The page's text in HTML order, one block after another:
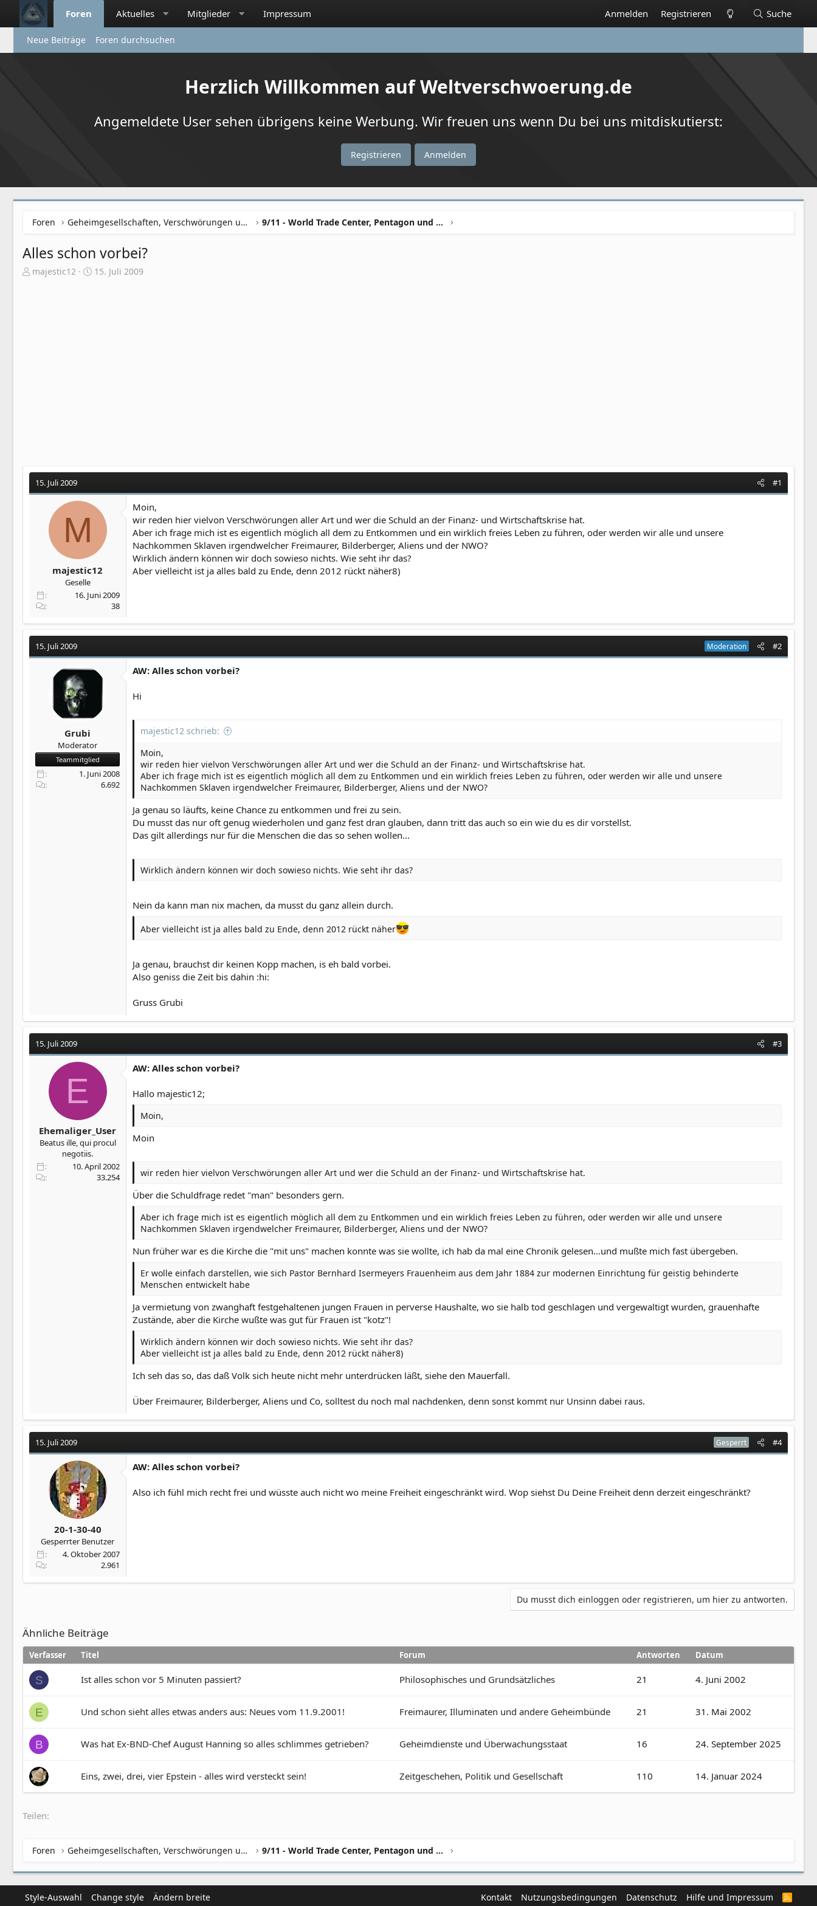
Foren Aktuelles Mitglieder Impressum Anmelden Registrieren Suche
Neue Beiträge Foren durchsuchen
Herzlich Willkommen auf Weltverschwoerung.de
Angemeldete User sehen übrigens keine Werbung. Wir freuen uns wenn Du bei uns mitdiskutierst:
Registrieren Anmelden
Foren Geheimgesellschaften, Verschwörungen und NWO 9/11 - World Trade Center, Pentagon und Co.
Alles schon vorbei?
E
majestic12
E15. Juli 2009
15. Juli 2009 #1
M
majestic12
Geselle
16. Juni 2009
38
Moin,
wir reden hier vielvon Verschwörungen aller Art und wer die Schuld an der Finanz- und Wirtschaftskrise hat.
Aber ich frage mich ist es eigentlich möglich all dem zu Entkommen und ein wirklich freies Leben zu führen, oder werden wir alle und unsere
Nachkommen Sklaven irgendwelcher Freimaurer, Bilderberger, Aliens und der NWO?
Wirklich ändern können wir doch sowieso nichts. Wie seht ihr das?
Aber vielleicht ist ja alles bald zu Ende, denn 2012 rückt näher8)
15. Juli 2009 Moderation #2
Grubi
Moderator
Teammitglied
1. Juni 2008
6.692
AW: Alles schon vorbei?
Hi
majestic12 schrieb:
Moin,
wir reden hier vielvon Verschwörungen aller Art und wer die Schuld an der Finanz- und Wirtschaftskrise hat.
Aber ich frage mich ist es eigentlich möglich all dem zu Entkommen und ein wirklich freies Leben zu führen, oder werden wir alle und unsere
Nachkommen Sklaven irgendwelcher Freimaurer, Bilderberger, Aliens und der NWO?
Ja genau so läufts, keine Chance zu entkommen und frei zu sein.
Du musst das nur oft genug wiederholen und ganz fest dran glauben, dann tritt das auch so ein wie du es dir vorstellst.
Das gilt allerdings nur für die Menschen die das so sehen wollen...
Wirklich ändern können wir doch sowieso nichts. Wie seht ihr das?
Nein da kann man nix machen, da musst du ganz allein durch.
Aber vielleicht ist ja alles bald zu Ende, denn 2012 rückt näher
Ja genau, brauchst dir keinen Kopp machen, is eh bald vorbei.
Also geniss die Zeit bis dahin :hi:
Gruss Grubi
15. Juli 2009 #3
E
Ehemaliger_User
Beatus ille, qui procul
negotiis.
10. April 2002
33.254
AW: Alles schon vorbei?
Hallo majestic12;
Moin,
Moin
wir reden hier vielvon Verschwörungen aller Art und wer die Schuld an der Finanz- und Wirtschaftskrise hat.
Über die Schuldfrage redet "man" besonders gern.
Aber ich frage mich ist es eigentlich möglich all dem zu Entkommen und ein wirklich freies Leben zu führen, oder werden wir alle und unsere
Nachkommen Sklaven irgendwelcher Freimaurer, Bilderberger, Aliens und der NWO?
Nun früher war es die Kirche die "mit uns" machen konnte was sie wollte, ich hab da mal eine Chronik gelesen...und mußte mich fast übergeben.
Er wolle einfach darstellen, wie sich Pastor Bernhard Isermeyers Frauenheim aus dem Jahr 1884 zur modernen Einrichtung für geistig behinderte
Menschen entwickelt habe
Ja vermietung von zwanghaft festgehaltenen jungen Frauen in perverse Haushalte, wo sie halb tod geschlagen und vergewaltigt wurden, grauenhafte
Zustände, aber die Kirche wußte was gut für Frauen ist "kotz"!
Wirklich ändern können wir doch sowieso nichts. Wie seht ihr das?
Aber vielleicht ist ja alles bald zu Ende, denn 2012 rückt näher8)
Ich seh das so, das daß Volk sich heute nicht mehr unterdrücken läßt, siehe den Mauerfall.
Über Freimaurer, Bilderberger, Aliens und Co, solltest du noch mal nachdenken, denn sonst kommt nur Unsinn dabei raus.
15. Juli 2009 Gesperrt #4
20-1-30-40
Gesperrter Benutzer
4. Oktober 2007
2.961
AW: Alles schon vorbei?
Also ich fühl mich recht frei und wüsste auch nicht wo meine Freiheit eingeschränkt wird. Wop siehst Du Deine Freiheit denn derzeit eingeschränkt?
Du musst dich einloggen oder registrieren, um hier zu antworten.
Ähnliche Beiträge
Verfasser Titel Forum Antworten Datum
S Ist alles schon vor 5 Minuten passiert? Philosophisches und Grundsätzliches 21 4. Juni 2002
E Und schon sieht alles etwas anders aus: Neues vom 11.9.2001! Freimaurer, Illuminaten und andere Geheimbünde 21 31. Mai 2002
B Was hat Ex-BND-Chef August Hanning so alles schlimmes getrieben? Geheimdienste und Überwachungsstaat 16 24. September 2025
Eins, zwei, drei, vier Epstein - alles wird versteckt sein! Zeitgeschehen, Politik und Gesellschaft 110 14. Januar 2024
Teilen:
Foren Geheimgesellschaften, Verschwörungen und NWO 9/11 - World Trade Center, Pentagon und Co.
Style-Auswahl Change style Ändern breite Kontakt Nutzungsbedingungen Datenschutz Hilfe und Impressum
R